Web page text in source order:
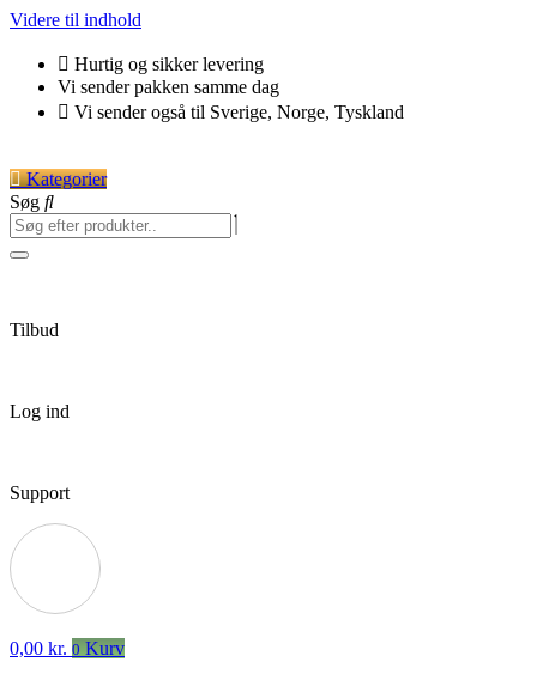
Videre til indhold
Hurtig og sikker levering
Vi sender pakken samme dag
Vi sender også til Sverige, Norge, Tyskland
Kategorier
Søg
Tilbud
Log ind
Support
0,00 kr. 0 Kurv